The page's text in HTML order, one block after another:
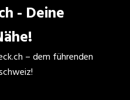
- Deine
– dem führenden